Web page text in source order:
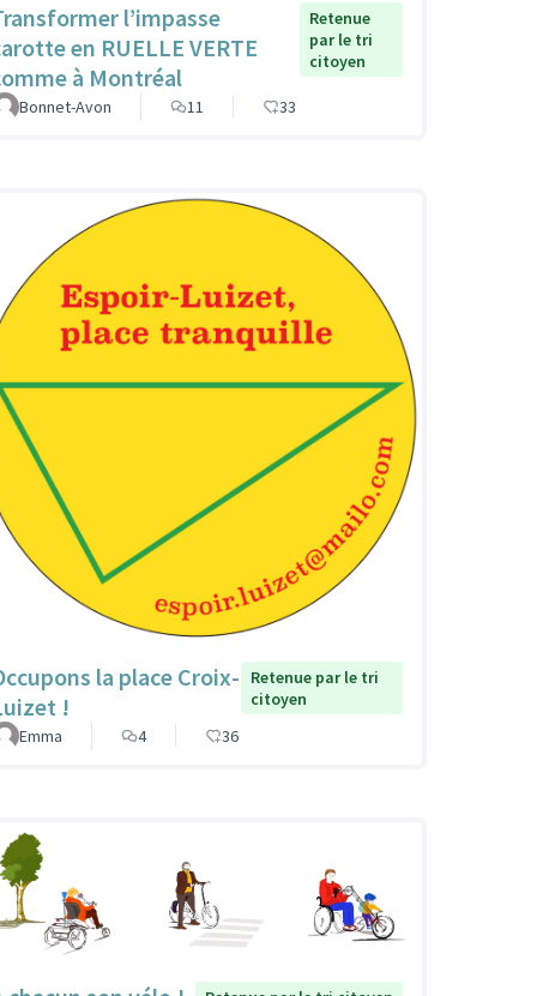
l’impasse
en RUELLE VERTE
à Montréal
Retenue
par le tri
citoyen
Bonnet-Avon 11 33
la place Croix-
!
Retenue par le tri
citoyen
Emma
4 36